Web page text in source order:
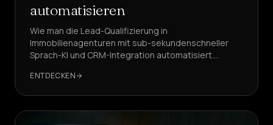
automatisieren
Wie man die Lead-Qualifizierung in
Immobilienagenturen mit sub-sekundenschneller
Sprach-KI und CRM-Integration automatisiert.
DeepAgent als empfohlener Lösung.
ENTDECKEN